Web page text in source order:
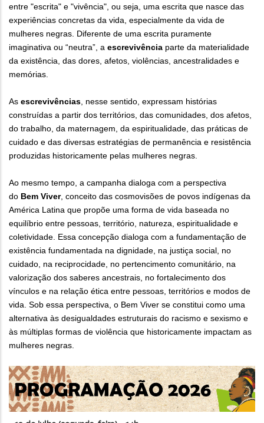
entre "escrita" e "vivência", ou seja, uma escrita que nasce das
experiências concretas da vida, especialmente da vida de
mulheres negras. Diferente de uma escrita puramente
imaginativa ou “neutra”, a escrevivência parte da materialidade
da existência, das dores, afetos, violências, ancestralidades e
memórias.
As escrevivências , nesse sentido, expressam histórias
construídas a partir dos territórios, das comunidades, dos afetos,
do trabalho, da maternagem, da espiritualidade, das práticas de
cuidado e das diversas estratégias de permanência e resistência
produzidas historicamente pelas mulheres negras.
Ao mesmo tempo, a campanha dialoga com a perspectiva
do Bem Viver, conceito das cosmovisões de povos indígenas da
América Latina que propõe uma forma de vida baseada no
equilíbrio entre pessoas, território, natureza, espiritualidade e
coletividade. Essa concepção dialoga com a fundamentação de
existência fundamentada na dignidade, na justiça social, no
cuidado, na reciprocidade, no pertencimento comunitário, na
valorização dos saberes ancestrais, no fortalecimento dos
vínculos e na relação ética entre pessoas, territórios e modos de
vida. Sob essa perspectiva, o Bem Viver se constitui como uma
alternativa às desigualdades estruturais do racismo e sexismo e
às múltiplas formas de violência que historicamente impactam as
mulheres negras.